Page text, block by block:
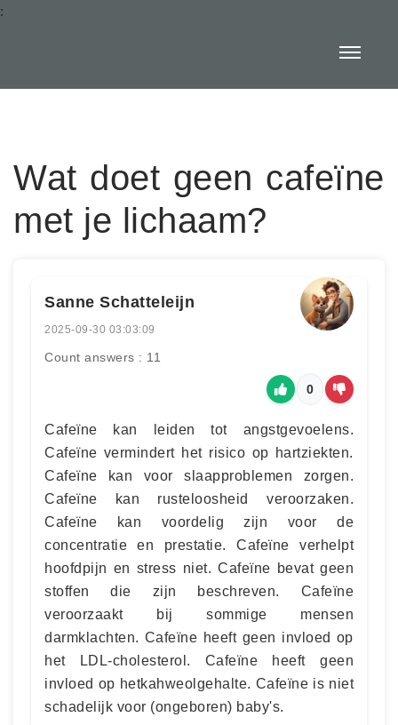
:
Wat doet geen cafeïne
met je lichaam?
Sanne Schatteleijn
2025-09-30 03:03:09
Count answers : 11
0
Cafeïne kan leiden tot angstgevoelens.
Cafeïne vermindert het risico op hartziekten.
Cafeïne kan voor slaapproblemen zorgen.
Cafeïne kan rusteloosheid veroorzaken.
Cafeïne kan voordelig zijn voor de
concentratie en prestatie. Cafeïne verhelpt
hoofdpijn en stress niet. Cafeïne bevat geen
stoffen die zijn beschreven. Cafeïne
veroorzaakt bij sommige mensen
darmklachten. Cafeïne heeft geen invloed op
het LDL-cholesterol. Cafeïne heeft geen
invloed op hetkahweolgehalte. Cafeïne is niet
schadelijk voor (ongeboren) baby's.